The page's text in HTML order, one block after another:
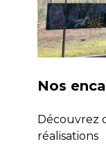
Nos
Découvrez
réalisations